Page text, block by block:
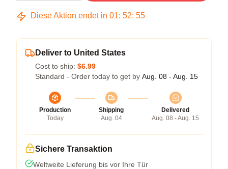
Diese Aktion endet in 01: 52: 54
Deliver to United States
Cost to ship: $6.99
Standard - Order today to get by Aug. 08 - Aug. 15
Production
Today
Shipping
Aug. 04
Delivered
Aug. 08 - Aug. 15
Sichere Transaktion
Weltweite Lieferung bis vor Ihre Tür